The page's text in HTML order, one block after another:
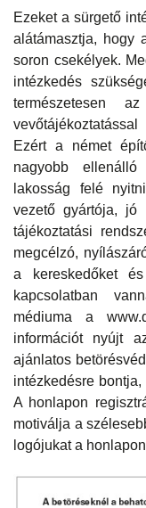
Ezeket a sürgető
alátámasztja, hogy
soron csekélyek.
intézkedés
természetesen
Ezért a német
nagyobb
lakosság felé
vezető gyártója, jó
tájékoztatási
megcélzó,
a kereskedőket
kapcsolatban
médiuma a
információt nyújt
ajánlatos
intézkedésre
A honlapon
motiválja a
logójukat a